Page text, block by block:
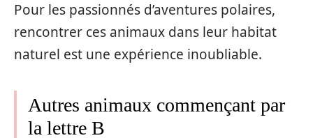
Pour les passionnés d’aventures polaires,
rencontrer ces animaux dans leur habitat
naturel est une expérience inoubliable.
Autres animaux commençant par
la lettre B